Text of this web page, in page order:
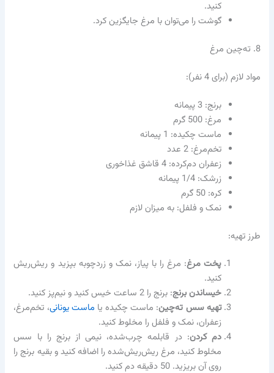
کنید.
گوشت را می‌توان با مرغ جایگزین کرد.
8. ته‌چین مرغ
مواد لازم (برای 4 نفر):
برنج: 3 پیمانه
مرغ: 500 گرم
ماست چکیده: 1 پیمانه
تخم‌مرغ: 2 عدد
زعفران دم‌کرده: 4 قاشق غذاخوری
زرشک: 1/4 پیمانه
کره: 50 گرم
نمک و فلفل: به میزان لازم
طرز تهیه:
پخت مرغ: مرغ را با پیاز، نمک و زردچوبه بپزید و ریش‌ریش
کنید.
خیساندن برنج: برنج را 2 ساعت خیس کنید و نیم‌پز کنید.
تهیه سس ته‌چین: ماست چکیده یا ماست یونانی، تخم‌مرغ،
زعفران، نمک و فلفل را مخلوط کنید.
دم کردن: در قابلمه چرب‌شده، نیمی از برنج را با سس
مخلوط کنید، مرغ ریش‌ریش‌شده را اضافه کنید و بقیه برنج را
روی آن بریزید. 50 دقیقه دم کنید.